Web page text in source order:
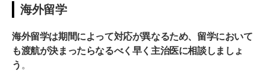
海外留学
海外留学は期間によって対応が異なるため、留学において
も渡航が決まったらなるべく早く主治医に相談しましょ
う 。